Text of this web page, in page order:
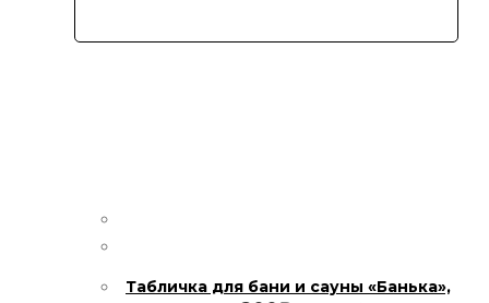
Табличка для бани и сауны «Банька»,